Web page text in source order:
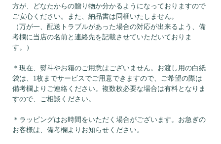
方が、どなたからの贈り物か分かるようになっておりますので
ご安心ください。また、納品書は同梱いたしません。
（万が一、配送トラブルがあった場合の対応が出来るよう、備
考欄に当店の名前と連絡先を記載させていただいておりま
す。）
＊現在、熨斗やお箱のご用意はございません。お渡し用の白紙
袋は、1枚までサービスでご用意できますので、ご希望の際は
備考欄よりご連絡ください。複数枚必要な場合は有料となりま
すので、ご相談ください。
＊ラッピングはお時間をいただく場合がございます。お急ぎの
お客様は、備考欄よりお知らせください。